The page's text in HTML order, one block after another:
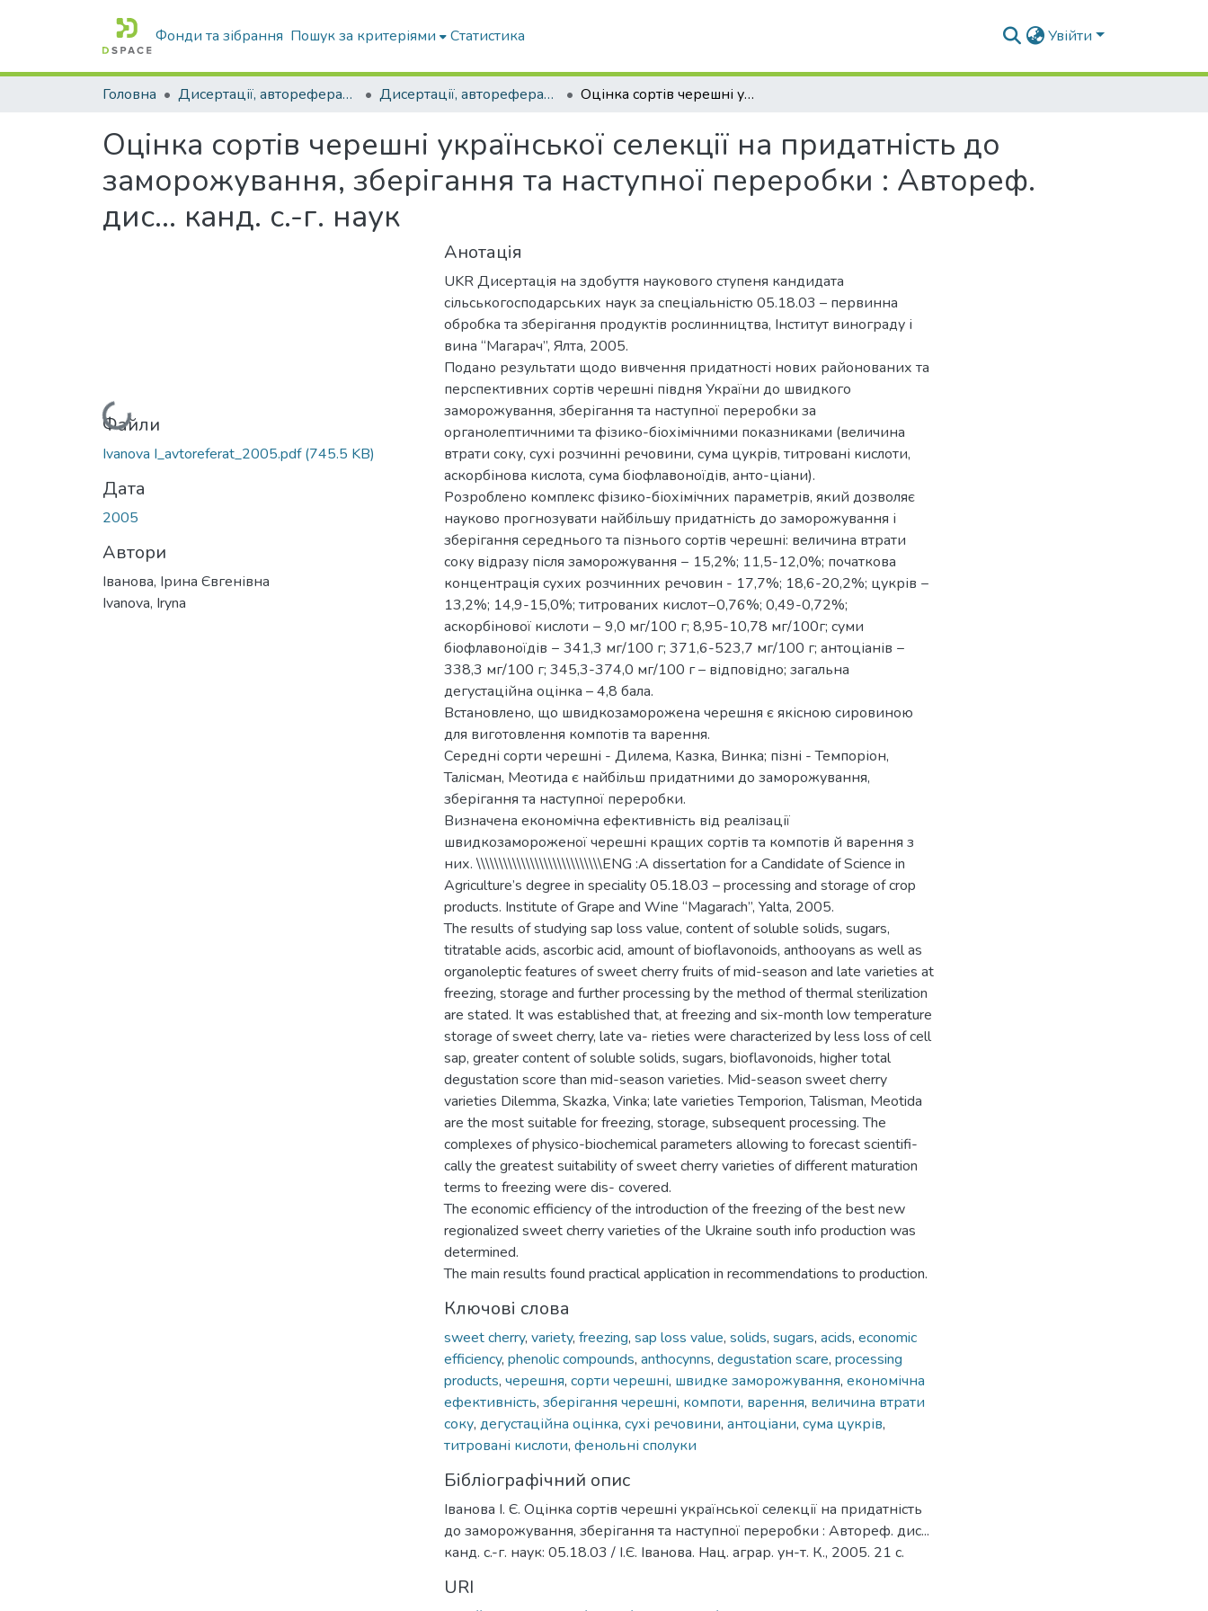
Фонди та зібрання Пошук за критеріями Статистика Увійти
Головна Дисертації, автореферати дисертацій Дисертації, автореферати дисертацій Оцінка сортів черешні української селекції на придатність до заморожування, зберігання та наступної переробки : Автореф. дис... канд. с.-г. наук
Оцінка сортів черешні української селекції на придатність до
заморожування, зберігання та наступної переробки : Автореф.
дис... канд. с.-г. наук
Вантажиться...
Файли
Ivanova I_avtoreferat_2005.pdf(745.5 KB)
Дата
2005
Автори
Іванова, Ірина Євгенівна
Ivanova, Iryna
Анотація
UKR Дисертація на здобуття наукового ступеня кандидата
сільськогосподарських наук за спеціальністю 05.18.03 – первинна
обробка та зберігання продуктів рослинництва, Інститут винограду і
вина “Магарач”, Ялта, 2005.
Подано результати щодо вивчення придатності нових районованих та
перспективних сортів черешні півдня України до швидкого
заморожування, зберігання та наступної переробки за
органолептичними та фізико-біохімічними показниками (величина
втрати соку, сухі розчинні речовини, сума цукрів, титровані кислоти,
аскорбінова кислота, сума біофлавоноїдів, анто-ціани).
Розроблено комплекс фізико-біохімічних параметрів, який дозволяє
науково прогнозувати найбільшу придатність до заморожування і
зберігання середнього та пізнього сортів черешні: величина втрати
соку відразу після заморожування − 15,2%; 11,5-12,0%; початкова
концентрація сухих розчинних речовин - 17,7%; 18,6-20,2%; цукрів −
13,2%; 14,9-15,0%; титрованих кислот−0,76%; 0,49-0,72%;
аскорбінової кислоти − 9,0 мг/100 г; 8,95-10,78 мг/100г; суми
біофлавоноїдів − 341,3 мг/100 г; 371,6-523,7 мг/100 г; антоціанів −
338,3 мг/100 г; 345,3-374,0 мг/100 г – відповідно; загальна
дегустаційна оцінка – 4,8 бала.
Встановлено, що швидкозаморожена черешня є якісною сировиною
для виготовлення компотів та варення.
Середні сорти черешні - Дилема, Казка, Винка; пізні - Темпоріон,
Талісман, Меотида є найбільш придатними до заморожування,
зберігання та наступної переробки.
Визначена економічна ефективність від реалізації
швидкозамороженої черешні кращих сортів та компотів й варення з
них. \\\\\\\\\\\\\\\\\\\\\\\\\\\\ENG :A dissertation for a Candidate of Science in
Agriculture’s degree in speciality 05.18.03 – processing and storage of crop
products. Institute of Grape and Wine “Magarach”, Yalta, 2005.
The results of studying sap loss value, content of soluble solids, sugars,
titratable acids, ascorbic acid, amount of bioflavonoids, anthooyans as well as
organoleptic features of sweet cherry fruits of mid-season and late varieties at
freezing, storage and further processing by the method of thermal sterilization
are stated. It was established that, at freezing and six-month low temperature
storage of sweet cherry, late va- rieties were characterized by less loss of cell
sap, greater content of soluble solids, sugars, bioflavonoids, higher total
degustation score than mid-season varieties. Mid-season sweet cherry
varieties Dilemma, Skazka, Vinka; late varieties Temporion, Talisman, Meotida
are the most suitable for freezing, storage, subsequent processing. The
complexes of physico-biochemical parameters allowing to forecast scientifi-
cally the greatest suitability of sweet cherry varieties of different maturation
terms to freezing were dis- covered.
The economic efficiency of the introduction of the freezing of the best new
regionalized sweet cherry varieties of the Ukraine south info production was
determined.
The main results found practical application in recommendations to production.
Ключові слова
sweet cherry, variety, freezing, sap loss value, solids, sugars, acids, economic
efficiency, phenolic compounds, anthocynns, degustation scare, processing
products, черешня, сорти черешні, швидке заморожування, економічна
ефективність, зберігання черешні, компоти, варення, величина втрати
соку, дегустаційна оцінка, сухі речовини, антоціани, сума цукрів,
титровані кислоти, фенольні сполуки
Бібліографічний опис
Іванова І. Є. Оцінка сортів черешні української селекції на придатність
до заморожування, зберігання та наступної переробки : Автореф. дис...
канд. с.-г. наук: 05.18.03 / І.Є. Іванова. Нац. аграр. ун-т. К., 2005. 21 с.
URI